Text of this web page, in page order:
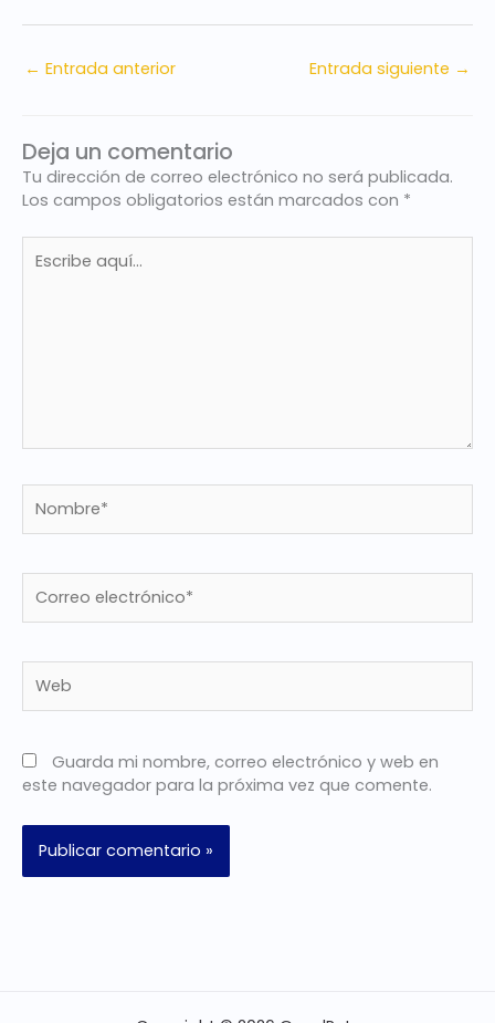
← Entrada anterior Entrada siguiente →
Deja un comentario
Tu dirección de correo electrónico no será publicada.
Los campos obligatorios están marcados con *
aquí...
electrónico*
Guarda mi nombre, correo electrónico y web en
este navegador para la próxima vez que comente.